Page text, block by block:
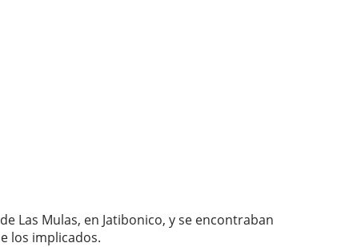
Las Mulas, en Jatibonico, y se encontraban
los implicados.